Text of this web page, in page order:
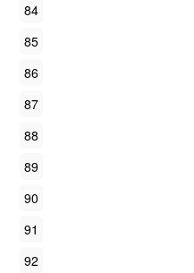
84
85
86
87
88
89
90
91
92